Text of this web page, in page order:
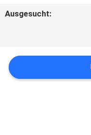
SITEMAP
Ausgesucht: